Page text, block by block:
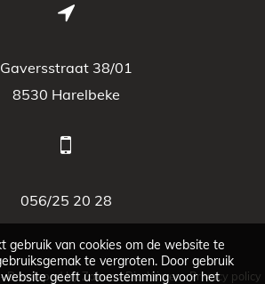
Gaversstraat 38/01
8530 Harelbeke
056/25 20 28
-Developed by Zabun-Disclaimer-Privacy policy
gebruik van cookies om de website te
te vergroten. Door gebruik
geeft u toestemming voor het